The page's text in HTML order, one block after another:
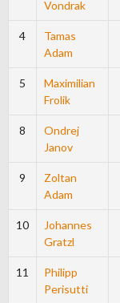
Vondrak
4
Tamas
Adam
5
Maximilian
Frolik
8
Ondrej
Janov
9
Zoltan
Adam
10
Johannes
Gratzl
11
Philipp
Perisutti